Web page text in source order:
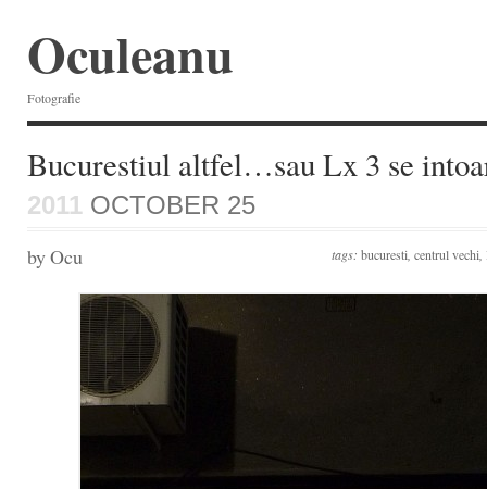
Oculeanu
Fotografie
Bucurestiul altfel…sau Lx 3 se
2011 OCTOBER 25
tags: bucuresti centrul vechi
by Ocu